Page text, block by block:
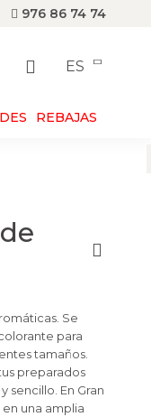
976 86 74 74
ES
REBAJAS
Se
para
tamaños.
preparados
sencillo. En Gran
en una amplia